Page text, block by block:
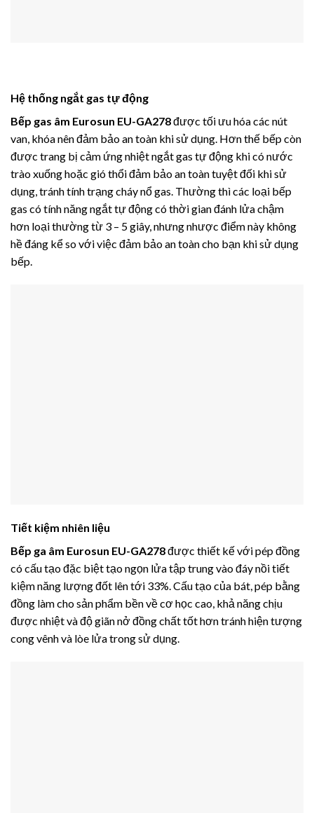
Hệ thống ngắt gas tự động
Bếp gas âm Eurosun EU-GA278được tối ưu hóa các nút
van, khóa nên đảm bảo an toàn khi sử dụng. Hơn thế bếp còn
được trang bị cảm ứng nhiệt ngắt gas tự động khi có nước
trào xuống hoặc gió thổi đảm bảo an toàn tuyệt đối khi sử
dụng, tránh tính trạng cháy nổ gas. Thường thì các loại bếp
gas có tính năng ngắt tự động có thời gian đánh lửa chậm
hơn loại thường từ 3 – 5 giây, nhưng nhược điểm này không
hề đáng kể so với việc đảm bảo an toàn cho bạn khi sử dụng
bếp.
Tiết kiệm nhiên liệu
Bếp ga âm Eurosun EU-GA278được thiết kế với pép đồng
có cấu tạo đặc biệt tạo ngọn lửa tập trung vào đáy nồi tiết
kiệm năng lượng đốt lên tới 33%. Cấu tạo của bát, pép bằng
đồng làm cho sản phẩm bền về cơ học cao, khả năng chịu
được nhiệt và độ giãn nở đồng chất tốt hơn tránh hiện tượng
cong vênh và lòe lửa trong sử dụng.